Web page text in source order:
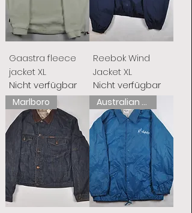
Gaastra fleece
jacket XL
Nicht verfügbar
Reebok Wind
Jacket XL
Nicht verfügbar
Marlboro Australian L'Alpina